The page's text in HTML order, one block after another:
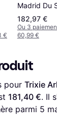
€
Madrid Du
Plafond
Gris
182,97 €
Ou 3
60,99 €
pour Trixie
181,40 €. Il
parmi 5